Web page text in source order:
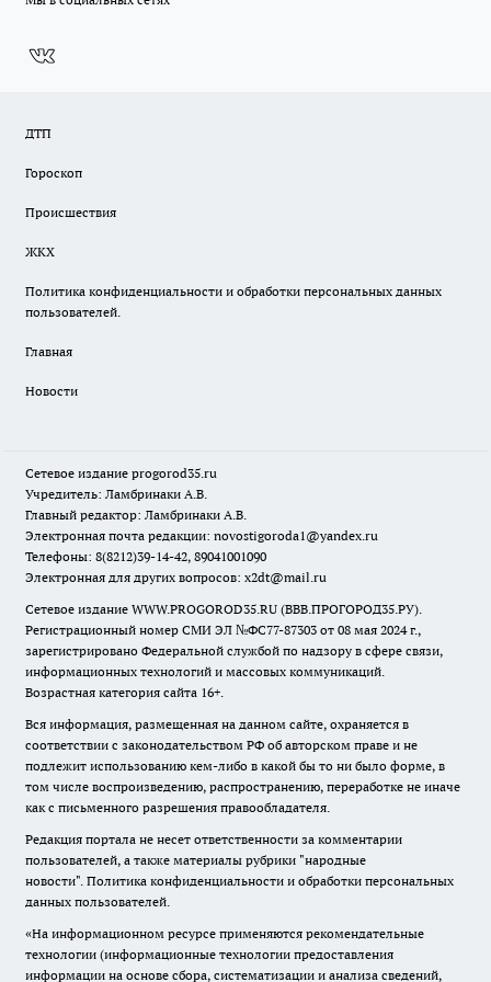
ДТП
Гороскоп
Происшествия
ЖКХ
Политика конфиденциальности и обработки персональных данных
пользователей.
Главная
Новости
Сетевое издание progorod35.ru
Учредитель: Ламбринаки А.В.
Главный редактор: Ламбринаки А.В.
Электронная почта редакции: novostigoroda1@yandex.ru
Телефоны: 8(8212)39-14-42, 89041001090
Электронная для других вопросов: x2dt@mail.ru
Сетевое издание WWW.PROGOROD35.RU (ВВВ.ПРОГОРОД35.РУ).
Регистрационный номер СМИ ЭЛ №ФС77-87303 от 08 мая 2024 г.,
зарегистрировано Федеральной службой по надзору в сфере связи,
информационных технологий и массовых коммуникаций.
Возрастная категория сайта 16+.
Вся информация, размещенная на данном сайте, охраняется в
соответствии с законодательством РФ об авторском праве и не
подлежит использованию кем-либо в какой бы то ни было форме, в
том числе воспроизведению, распространению, переработке не иначе
как с письменного разрешения правообладателя.
Редакция портала не несет ответственности за комментарии
пользователей, а также материалы рубрики "народные
новости". Политика конфиденциальности и обработки персональных
данных пользователей.
«На информационном ресурсе применяются рекомендательные
технологии (информационные технологии предоставления
информации на основе сбора, систематизации и анализа сведений,